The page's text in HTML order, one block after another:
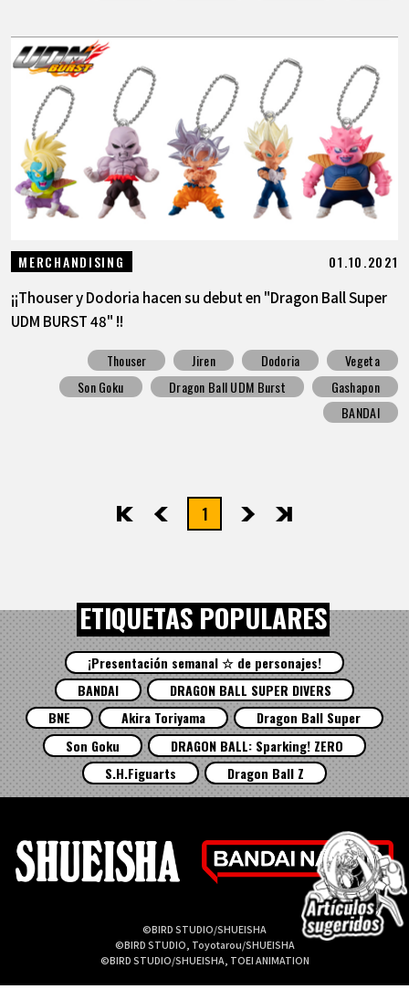
MERCHANDISING 01.10.2021
¡¡Thouser y Dodoria hacen su debut en "Dragon Ball Super
UDM BURST 48" !!
Thouser Jiren Dodoria
Vegeta
Son Goku
Dragon Ball UDM Burst
Gashapon
BANDAI
先頭 前へ1 次へ最後
ETIQUETAS POPULARES
¡Presentación semanal ☆ de personajes!
BANDAI
DRAGON BALL SUPER DIVERS
BNE
Akira Toriyama
Dragon Ball Super
Son Goku
DRAGON BALL: Sparking! ZERO
S.H.Figuarts
Dragon Ball Z
©BIRD STUDIO/SHUEISHA
©BIRD STUDIO, Toyotarou/SHUEISHA
©BIRD STUDIO/SHUEISHA, TOEI ANIMATION